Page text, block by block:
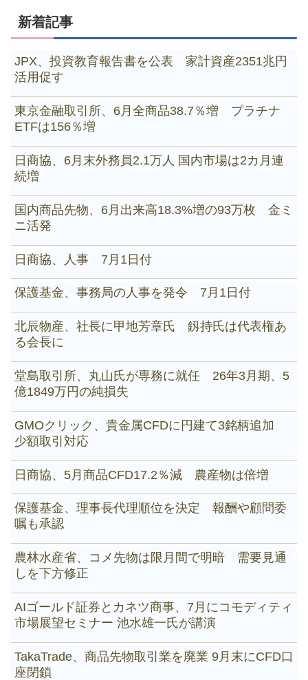
新着記事
JPX、投資教育報告書を公表 家計資産2351兆円
活用促す
東京金融取引所、6月全商品38.7％増 プラチナ
ETFは156％増
日商協、6月末外務員2.1万人 国内市場は2カ月連
続増
国内商品先物、6月出来高18.3%増の93万枚 金ミ
ニ活発
日商協、人事 7月1日付
保護基金、事務局の人事を発令 7月1日付
北辰物産、社長に甲地芳章氏 釼持氏は代表権あ
る会長に
堂島取引所、丸山氏が専務に就任 26年3月期、5
億1849万円の純損失
GMOクリック、貴金属CFDに円建て3銘柄追加
少額取引対応
日商協、5月商品CFD17.2％減 農産物は倍増
保護基金、理事長代理順位を決定 報酬や顧問委
嘱も承認
農林水産省、コメ先物は限月間で明暗 需要見通
しを下方修正
AIゴールド証券とカネツ商事、7月にコモディティ
市場展望セミナー 池水雄一氏が講演
TakaTrade、商品先物取引業を廃業 9月末にCFD口
座閉鎖